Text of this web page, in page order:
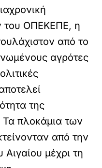
του ΟΠΕΚΕΠΕ, η
από το
αγρότες
της
πλοκάμια των
από την
Αιγαίου μέχρι τη